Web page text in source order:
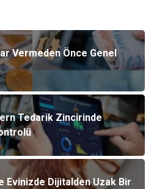
Vermeden Önce Genel
Tedarik Zincirinde
Evinizde Dijitalden Uzak Bir